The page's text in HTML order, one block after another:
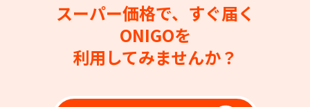
スーパー価格で、すぐ届く
ONIGOを
利用してみませんか？